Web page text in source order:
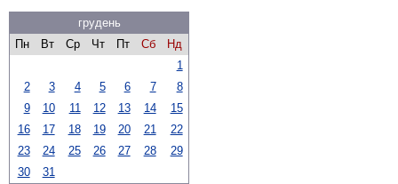
грудень
Пн
Вт Ср Чт Пт Сб
Нд
1
2
3 4 5 6 7
8
9
10 11 12 13 14
15
16
17 18 19 20 21
22
23
24 25 26 27 28
29
30
31